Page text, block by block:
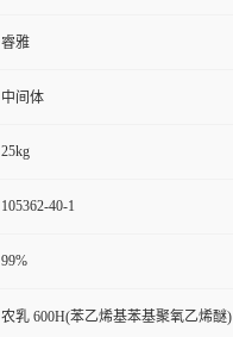
睿雅
中间体
25kg
105362-40-1
99%
农乳 600H(苯乙烯基苯基聚氧乙烯醚)